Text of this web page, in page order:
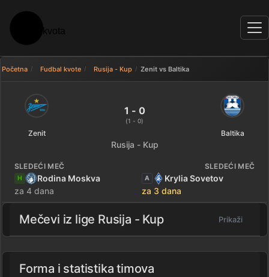
Početna Fudbal kvote Rusija - Kup Zenit vs Baltika
Zenit 1 - 0 Baltika — rezultat
Zenit
1 - 0
(1 - 0)
Baltika
Rusija - Kup
SLEDEĆI MEČ
H
Rodina Moskva
za 4 dana
SLEDEĆI MEČ
A
Krylia Sovetov
za 3 dana
Mečevi iz lige Rusija - Kup Prikaži
Forma i statistika timova